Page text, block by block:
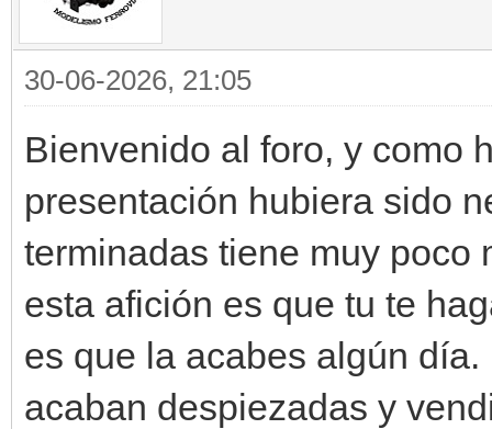
30-06-2026, 21:05
Bienvenido al foro, y como
presentación hubiera sido
terminadas tiene muy poco
esta afición es que tu te
es que la acabes algún
acaban despiezadas y